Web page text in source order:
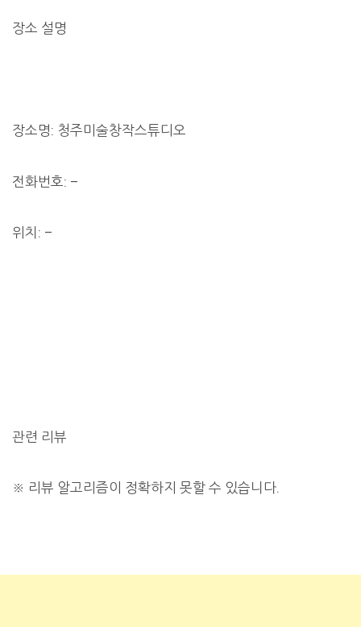
장소 설명
장소명: 청주미술창작스튜디오
전화번호: –
위치: –
관련 리뷰
※ 리뷰 알고리즘이 정확하지 못할 수 있습니다.